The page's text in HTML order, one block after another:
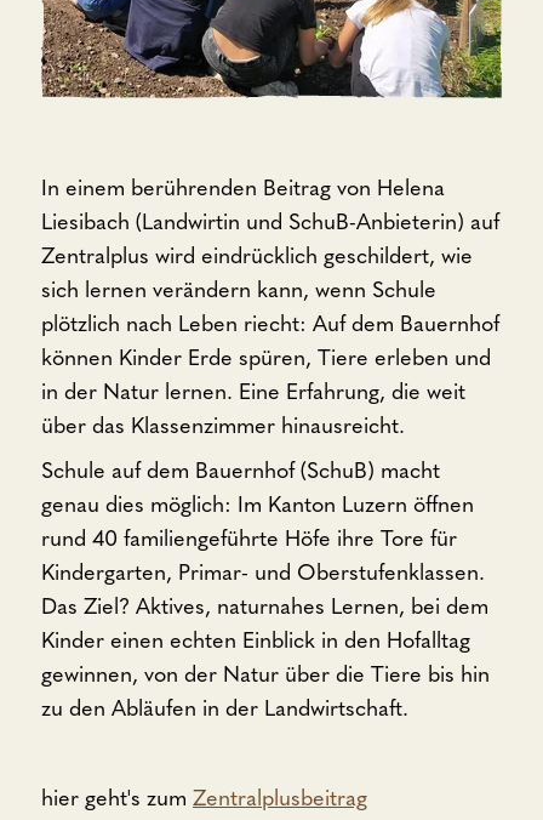
In einem berührenden Beitrag von Helena
Liesibach (Landwirtin und SchuB-Anbieterin) auf
Zentralplus wird eindrücklich geschildert, wie
sich lernen verändern kann, wenn Schule
plötzlich nach Leben riecht: Auf dem Bauernhof
können Kinder Erde spüren, Tiere erleben und
in der Natur lernen. Eine Erfahrung, die weit
über das Klassenzimmer hinausreicht.
Schule auf dem Bauernhof (SchuB) macht
genau dies möglich: Im Kanton Luzern öffnen
rund 40 familiengeführte Höfe ihre Tore für
Kindergarten, Primar- und Oberstufenklassen.
Das Ziel? Aktives, naturnahes Lernen, bei dem
Kinder einen echten Einblick in den Hofalltag
gewinnen, von der Natur über die Tiere bis hin
zu den Abläufen in der Landwirtschaft.
hier geht's zum Zentralplusbeitrag